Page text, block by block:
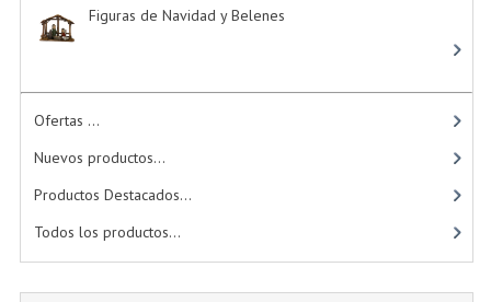
Figuras de Navidad y Belenes
Ofertas ...
Nuevos productos...
Productos Destacados...
Todos los productos...